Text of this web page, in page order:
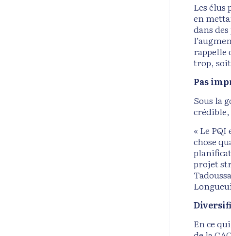
Les élus
en
dans
rappelle
trop,
Pas
Sous la
« Le
chose
projet
En ce